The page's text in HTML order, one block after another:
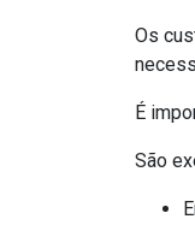
Os
É
São